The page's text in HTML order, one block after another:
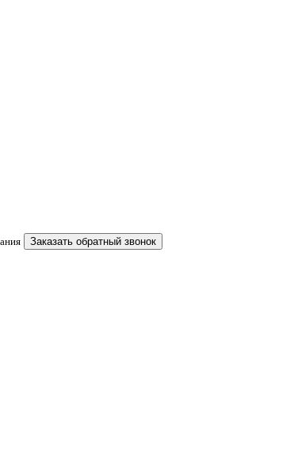
Заказать обратный звонок